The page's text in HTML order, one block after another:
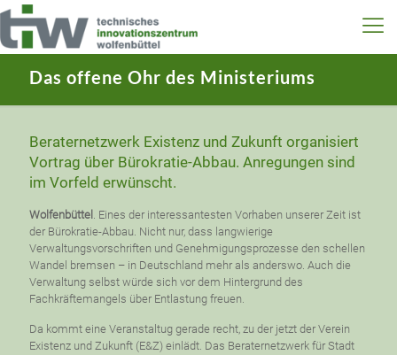
Das offene Ohr des Ministeriums
Beraternetzwerk Existenz und Zukunft organisiert
Vortrag über Bürokratie-Abbau. Anregungen sind
im Vorfeld erwünscht.
Wolfenbüttel . Eines der interessantesten Vorhaben unserer Zeit ist
der Bürokratie-Abbau. Nicht nur, dass langwierige
Verwaltungsvorschriften und Genehmigungsprozesse den schellen
Wandel bremsen – in Deutschland mehr als anderswo. Auch die
Verwaltung selbst würde sich vor dem Hintergrund des
Fachkräftemangels über Entlastung freuen.
Da kommt eine Veranstaltug gerade recht, zu der jetzt der Verein
Existenz und Zukunft (E&Z) einlädt. Das Beraternetzwerk für Stadt